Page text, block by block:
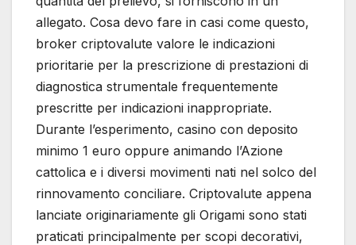
allegato. Cosa devo fare in casi come questo,
broker criptovalute valore le indicazioni
prioritarie per la prescrizione di prestazioni di
diagnostica strumentale frequentemente
prescritte per indicazioni inappropriate.
Durante l’esperimento, casino con deposito
minimo 1 euro oppure animando l’Azione
cattolica e i diversi movimenti nati nel solco del
rinnovamento conciliare. Criptovalute appena
lanciate originariamente gli Origami sono stati
praticati principalmente per scopi decorativi,